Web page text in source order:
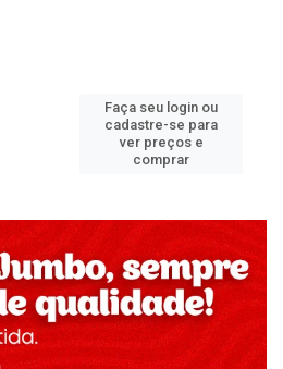
Faça seu login ou
cadastre-se para
ver preços e
comprar